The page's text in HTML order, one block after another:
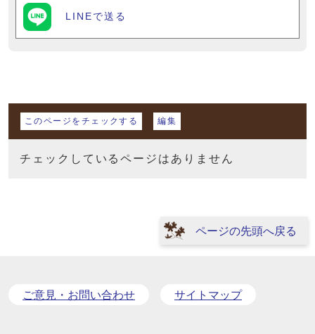
LINEで送る
マイページ
このページをチェックする 編集
チェックしているページはありません
ページの先頭へ戻る
ご意見・お問い合わせ サイトマップ